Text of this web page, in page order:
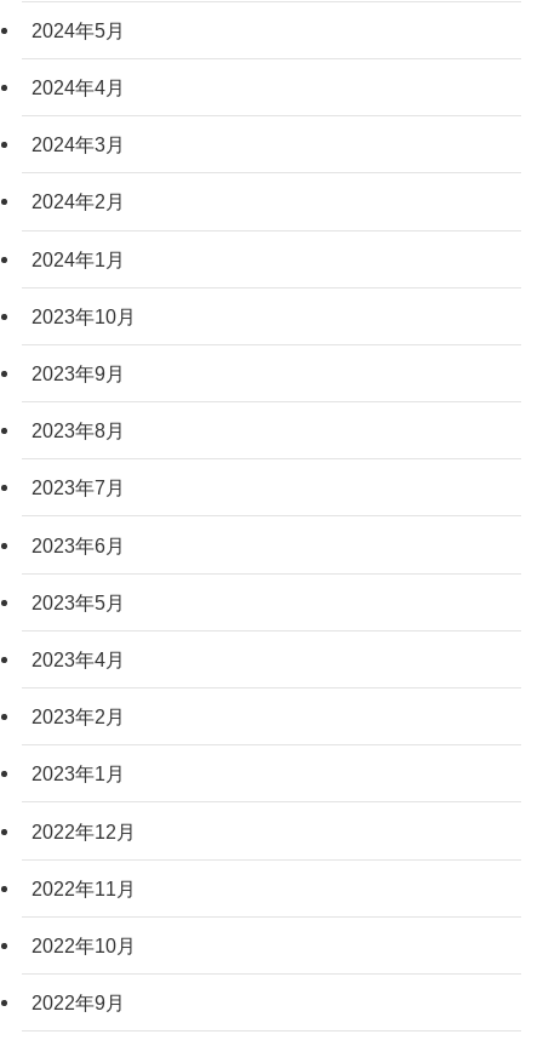
2024年5月
2024年4月
2024年3月
2024年2月
2024年1月
2023年10月
2023年9月
2023年8月
2023年7月
2023年6月
2023年5月
2023年4月
2023年2月
2023年1月
2022年12月
2022年11月
2022年10月
2022年9月